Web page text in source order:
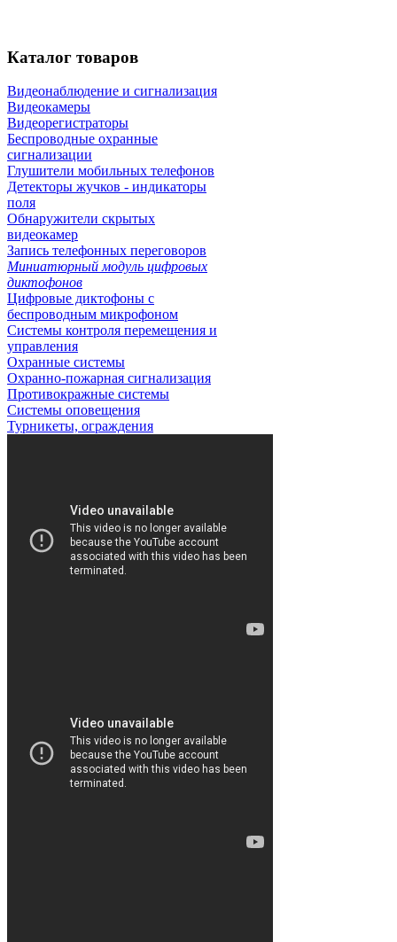
Каталог товаров
Видеонаблюдение и сигнализация
Видеокамеры
Видеорегистраторы
Беспроводные охранные
сигнализации
Глушители мобильных телефонов
Детекторы жучков - индикаторы
поля
Обнаружители скрытых
видеокамер
Запись телефонных переговоров
Миниатюрный модуль цифровых
диктофонов
Цифровые диктофоны с
беспроводным микрофоном
Системы контроля перемещения и
управления
Охранные системы
Охранно-пожарная сигнализация
Противокражные системы
Системы оповещения
Турникеты, ограждения